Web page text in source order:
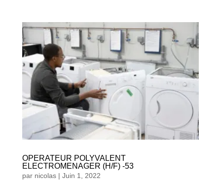
OPERATEUR POLYVALENT
ELECTROMENAGER (H/F) -53
par nicolas| Juin 1, 2022